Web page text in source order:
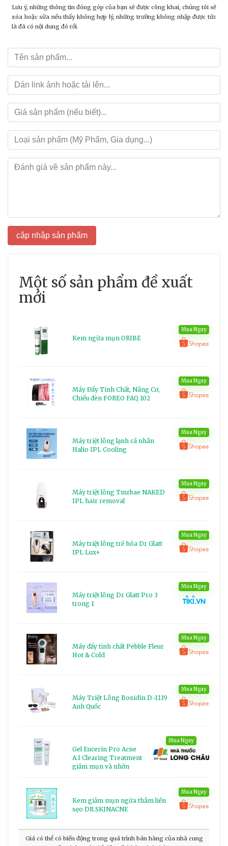
Lưu ý, những thông tin đóng góp của bạn sẽ được công khai, chúng tôi sẽ
xóa hoặc sửa nếu thấy không hợp lý, những trường không nhập được tức
là đã có nội dung đó rồi.
cập nhập sản phẩm
Một số sản phẩm đề xuất
mới
Kem ngừa mụn ORIBE
Mua Ngay
Máy Đẩy Tinh Chất, Nâng Cơ,
Chiếu đèn FOREO FAQ 102
Mua Ngay
Máy triệt lông lạnh cá nhân
Halio IPL Cooling
Mua Ngay
Máy triệt lông Tmrbae NAKED
IPL hair removal
Mua Ngay
Máy triệt lông trẻ hóa Dr Glatt
IPL Lux+
Mua Ngay
Máy triệt lông Dr Glatt Pro 3
trong 1
Mua Ngay
Máy đẩy tinh chất Pebble Fleur
Hot & Cold
Mua Ngay
Máy Triệt Lông Bosidin D-1119
Anh Quốc
Mua Ngay
Gel Eucerin Pro Acne
A.I Clearing Treatment
giảm mụn và nhờn
Mua Ngay
Kem giảm mụn ngừa thâm liền
sẹo DR.SKINACNE
Mua Ngay
Giá có thể có biến động trong quá trình bán hàng của nhà cung